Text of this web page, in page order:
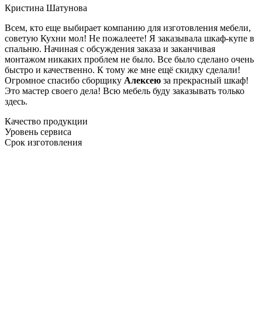
Кристина Шатунова
Всем, кто еще выбирает компанию для изготовления мебели,
советую Кухни мол! Не пожалеете! Я заказывала шкаф-купе в
спальню. Начиная с обсуждения заказа и заканчивая
монтажом никаких проблем не было. Все было сделано очень
быстро и качественно. К тому же мне ещё скидку сделали!
Огромное спасибо сборщику Алексею за прекрасный шкаф!
Это мастер своего дела! Всю мебель буду заказывать только
здесь.
Качество продукции
Уровень сервиса
Срок изготовления